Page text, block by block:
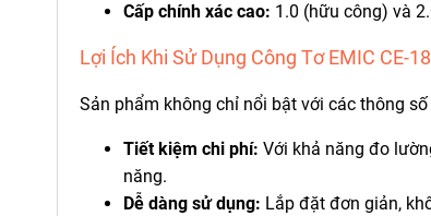
Cấp chính xác cao: 1.0 (hữu công) và
Lợi Ích Khi Sử Dụng Công Tơ EMIC CE-18
Sản phẩm không chỉ nổi bật với các thông
Tiết kiệm chi phí: Với khả năng đo
năng.
Dễ dàng sử dụng: Lắp đặt đơn giản,